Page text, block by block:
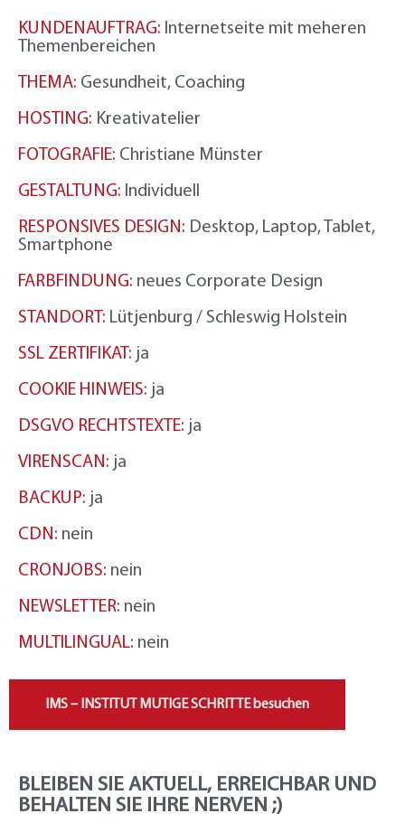
KUNDENAUFTRAG: Internetseite mit meheren
Themenbereichen
THEMA: Gesundheit, Coaching
HOSTING: Kreativatelier
FOTOGRAFIE: Christiane Münster
GESTALTUNG: Individuell
RESPONSIVES DESIGN: Desktop, Laptop, Tablet,
Smartphone
FARBFINDUNG: neues Corporate Design
STANDORT: Lütjenburg / Schleswig Holstein
SSL ZERTIFIKAT: ja
COOKIE HINWEIS: ja
DSGVO RECHTSTEXTE: ja
VIRENSCAN: ja
BACKUP: ja
CDN: nein
CRONJOBS: nein
NEWSLETTER: nein
MULTILINGUAL: nein
IMS – INSTITUT MUTIGE SCHRITTE besuchen
BLEIBEN SIE AKTUELL, ERREICHBAR UND
BEHALTEN SIE IHRE NERVEN ;)